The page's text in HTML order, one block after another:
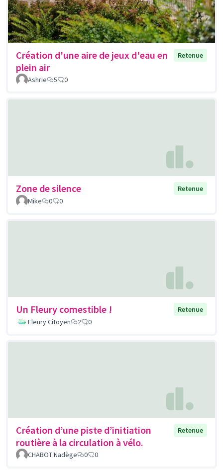
Création d'une aire de jeux d'eau en
plein air
Retenue
Ashrie 5 0
Zone de silence
Retenue
Mike
0 0
Un Fleury comestible !
Retenue
Fleury Citoyen
2 0
Création d’une piste d’initiation
routière à la circulation à vélo.
Retenue
CHABOT Nadège 0 0